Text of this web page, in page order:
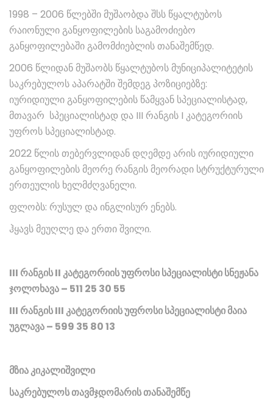
1998 – 2006 წლებში მუშაობდა შსს წყალტუბოს
რაიონული განყოფილების საგამოძიებო
განყოფილებაში გამომძიებლის თანაშემწედ.
2006 წლიდან მუშაობს წყალტუბოს მუნიციპალიტეტის
საკრებულოს აპარატში შემდეგ პოზიციებზე:
იურიდიული განყოფილების წამყვან სპეციალისტად,
მთავარ სპეციალისტად და III რანგის I კატეგორიის
უფროს სპეციალისტად.
2022 წლის თებერვლიდან დღემდე არის იურიდიული
განყოფილების მეორე რანგის მეორადი სტრუქტურული
ერთეულის ხელმძღვანელი.
ფლობს: რუსულ და ინგლისურ ენებს.
ჰყავს მეუღლე და ერთი შვილი.
III რანგის II კატეგორიის უფროსი სპეციალისტი სნეჟანა
ჯოლოხავა – 511 25 30 55
III რანგის III კატეგორიის უფროსი სპეციალისტი მაია
უგლავა – 599 35 80 13
მზია კიკალიშვილი
საკრებულოს თავმჯდომარის თანაშემწე